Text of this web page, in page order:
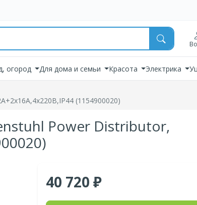
огород Для дома и семьи Красота Электрика
(1154900020)
Power Distributor,
40 720